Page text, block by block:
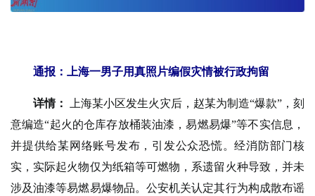
通报：上海一男子用真照片编假灾情被行政拘留
详情：
上海某小区发生火灾后，赵某为制造“爆款”，刻
意编造“起火的仓库存放桶装油漆，易燃易爆”等不实信息，
并提供给某网络账号发布，引发公众恐慌。经消防部门核
实，实际起火物仅为纸箱等可燃物，系遗留火种导致，并未
涉及油漆等易燃易爆物品。公安机关认定其行为构成散布谣